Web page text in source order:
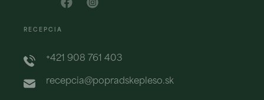
RECEPCIA
+421 908 761 403
recepcia@popradskepleso.sk